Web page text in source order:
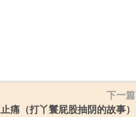
下一篇
痛（打丫鬟屁股抽阴的故事）